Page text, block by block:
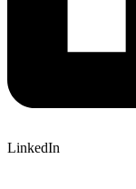
LinkedIn